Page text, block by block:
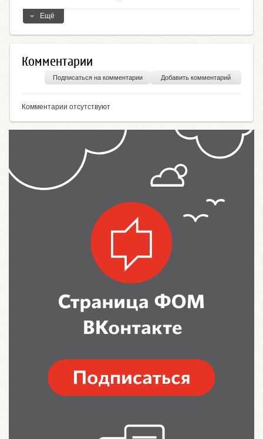
Ещё
Комментарии
Добавить комментарий
Подписаться на комментарии
Комментарии отсутствуют